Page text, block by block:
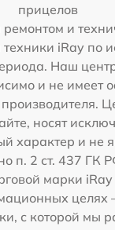
прицелов
и
iRay по
Наш
и не имеет
носят
характер и не
п. 2 ст. 437 ГК
марки
целях
с которой мы